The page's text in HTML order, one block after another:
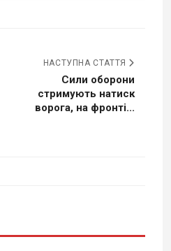
НАСТУПНА СТАТТЯ
Сили оборони
стримують натиск
ворога, на фронті...